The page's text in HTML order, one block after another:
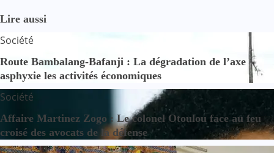
Lire aussi
Société
Route Bambalang-Bafanji : La dégradation de l’axe
asphyxie les activités économiques
Société
Affaire Martinez Zogo : Le colonel Otoulou face au feu
croisé des avocats de la défense